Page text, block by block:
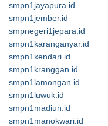
smpn1jayapura.id
smpn1jember.id
smpnegeri1jepara.id
smpn1karanganyar.id
smpn1kendari.id
smpn1kranggan.id
smpn1lamongan.id
smpn1luwuk.id
smpn1madiun.id
smpn1manokwari.id